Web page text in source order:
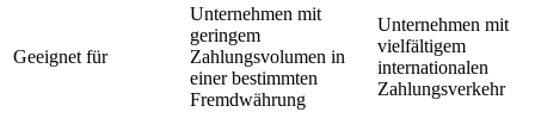
Geeignet für
Unternehmen mit
geringem
Zahlungsvolumen in
einer bestimmten
Fremdwährung
Unternehmen mit
vielfältigem
internationalen
Zahlungsverkehr